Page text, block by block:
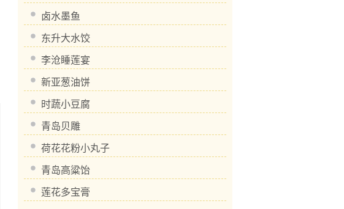
卤水墨鱼
东升大水饺
李沧睡莲宴
新亚葱油饼
时蔬小豆腐
青岛贝雕
荷花花粉小丸子
青岛高粱饴
莲花多宝膏